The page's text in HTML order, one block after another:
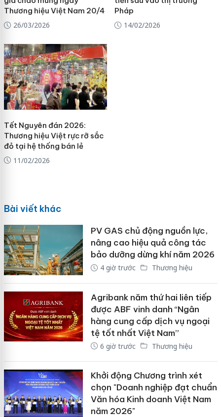
Thương hiệu Việt Nam 20/4
26/03/2026
Pháp
14/02/2026
Tết Nguyên đán 2026:
Thương hiệu Việt rực rỡ sắc
đỏ tại hệ thống bán lẻ
11/02/2026
Bài viết khác
PV GAS chủ động nguồn lực,
nâng cao hiệu quả công tác
bảo dưỡng dừng khí năm 2026
4 giờ trước Thương hiệu
Agribank năm thứ hai liên tiếp
được ABF vinh danh “Ngân
hàng cung cấp dịch vụ ngoại
tệ tốt nhất Việt Nam”
6 giờ trước Thương hiệu
Khởi động Chương trình xét
chọn "Doanh nghiệp đạt chuẩn
Văn hóa Kinh doanh Việt Nam
năm 2026"